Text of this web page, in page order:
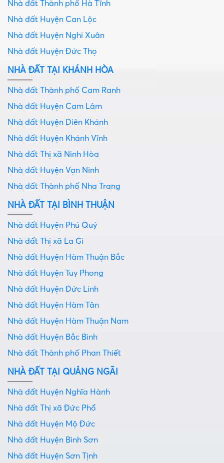
Nhà đất Thành phố Hà Tĩnh
Nhà đất Huyện Can Lộc
Nhà đất Huyện Nghi Xuân
Nhà đất Huyện Đức Thọ
NHÀ ĐẤT TẠI KHÁNH HÒA
Nhà đất Thành phố Cam Ranh
Nhà đất Huyện Cam Lâm
Nhà đất Huyện Diên Khánh
Nhà đất Huyện Khánh Vĩnh
Nhà đất Thị xã Ninh Hòa
Nhà đất Huyện Vạn Ninh
Nhà đất Thành phố Nha Trang
NHÀ ĐẤT TẠI BÌNH THUẬN
Nhà đất Huyện Phú Quý
Nhà đất Thị xã La Gi
Nhà đất Huyện Hàm Thuận Bắc
Nhà đất Huyện Tuy Phong
Nhà đất Huyện Đức Linh
Nhà đất Huyện Hàm Tân
Nhà đất Huyện Hàm Thuận Nam
Nhà đất Huyện Bắc Bình
Nhà đất Thành phố Phan Thiết
NHÀ ĐẤT TẠI QUẢNG NGÃI
Nhà đất Huyện Nghĩa Hành
Nhà đất Thị xã Đức Phổ
Nhà đất Huyện Mộ Đức
Nhà đất Huyện Bình Sơn
Nhà đất Huyện Sơn Tịnh